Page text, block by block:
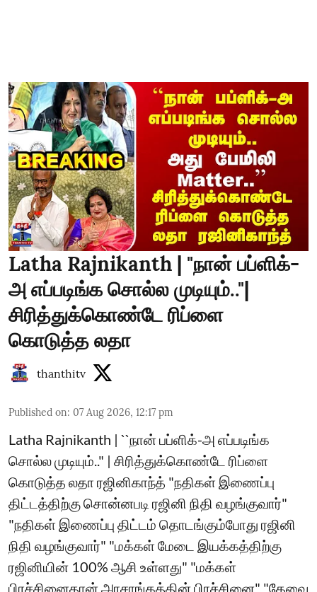
Latha Rajnikanth | "நான் பப்ளிக்-
அ எப்படிங்க சொல்ல முடியும்.."|
சிரித்துக்கொண்டே ரிப்ளை
கொடுத்த லதா
thanthitv
Published on: 07 Aug 2026, 12:17 pm
Latha Rajnikanth | ``நான் பப்ளிக்-அ எப்படிங்க
சொல்ல முடியும்.." | சிரித்துக்கொண்டே ரிப்ளை
கொடுத்த லதா ரஜினிகாந்த் "நதிகள் இணைப்பு
திட்டத்திற்கு சொன்னபடி ரஜினி நிதி வழங்குவார்"
"நதிகள் இணைப்பு திட்டம் தொடங்கும்போது ரஜினி
நிதி வழங்குவார்" "மக்கள் மேடை இயக்கத்திற்கு
ரஜினியின் 100% ஆசி உள்ளது" "மக்கள்
பிரச்சினைதான் அரசாங்கத்தின் பிரச்சினை" "தேவை